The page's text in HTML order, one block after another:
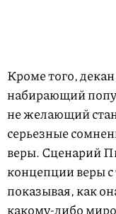
Кроме того,
набирающий
не желающий
серьезные
веры. Сценарий
концепции веры
показывая, как
какому-либо